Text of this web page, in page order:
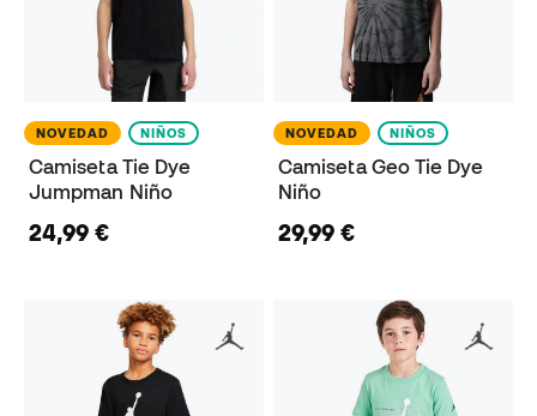
NOVEDAD NIÑOS
Camiseta Tie Dye
Jumpman Niño
24,99 €
NOVEDAD NIÑOS
Camiseta Geo Tie Dye
Niño
29,99 €